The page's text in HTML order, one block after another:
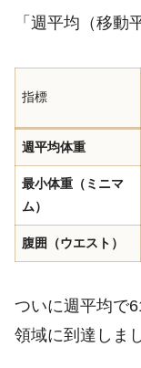
「週平均（移動
指標
週平均体重
最小体重（ミニマ
ム）
腹囲（ウエスト）
ついに週平均で
領域に到達しま